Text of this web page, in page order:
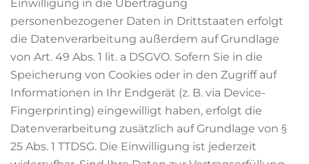
Einwilligung in die Übertragung
personenbezogener Daten in Drittstaaten erfolgt
die Datenverarbeitung außerdem auf Grundlage
von Art. 49 Abs. 1 lit. a DSGVO. Sofern Sie in die
Speicherung von Cookies oder in den Zugriff auf
Informationen in Ihr Endgerät (z. B. via Device-
Fingerprinting) eingewilligt haben, erfolgt die
Datenverarbeitung zusätzlich auf Grundlage von §
25 Abs. 1 TTDSG. Die Einwilligung ist jederzeit